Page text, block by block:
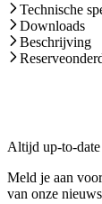
Technische
Downloads
Beschrijving
Altijd up-to-
Meld je aan
van onze